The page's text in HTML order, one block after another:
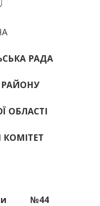
РАДА
РАЙОНУ
ОБЛАСТІ
№44